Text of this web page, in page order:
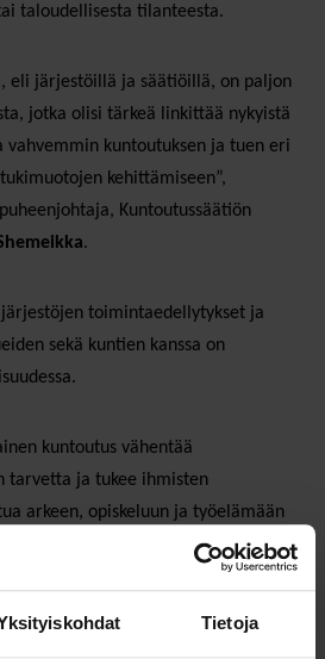
Tietoja
taloudellisesta tilanteesta.
eli järjestöillä ja säätiöillä, on paljon
jotka olisi tärkeä linkittää nykyistä
kuntoutuksen ja tuen eri
kehittämiseen”,
Kuntoutussäätiön
.
toimintaedellytykset ja
sekä kuntien kanssa on
kuntoutus vähentää
tarvetta ja tukee ihmisten
arkeen, opiskeluun ja työelämään
koordinoima Kuntoutusverkosto